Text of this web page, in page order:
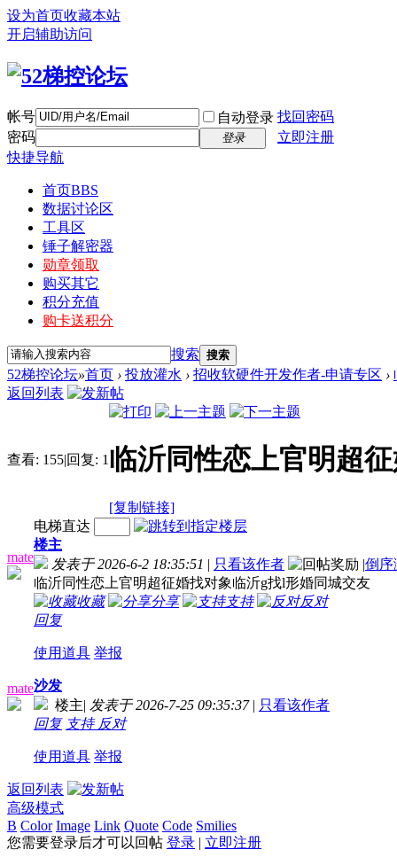
设为首页收藏本站
开启辅助访问
帐号 自动登录 找回密码
密码
登录
立即注册
快捷导航
首页BBS
数据讨论区
工具区
锤子解密器
勋章领取
购买其它
积分充值
购卡送积分
搜索 搜索
52梯控论坛»首页 › 投放灌水 › 招收软硬件开发作者-申请专区 ›
返回列表
查看: 155|回复: 1 临沂同性恋上官明超
[复制链接]
mate
电梯直达
楼主
发表于 2026-6-2 18:35:51 | 只看该作者 |倒序
临沂同性恋上官明超征婚找对象临沂g找l形婚同城交友
收藏
分享 支持
反对
回复
使用道具 举报
mate沙发
楼主| 发表于 2026-7-25 09:35:37 | 只看该作者
回复 支持 反对
使用道具 举报
返回列表
高级模式
B Color Image Link Quote Code Smilies
您需要登录后才可以回帖 登录 | 立即注册